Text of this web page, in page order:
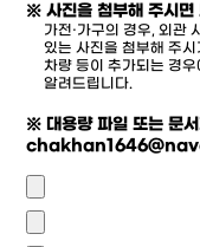
※ 사진을 첨부해 주시면
가전·가구의 경우, 외관
있는 사진을 첨부해 주
차량 등이 추가되는 경
알려드립니다.
※ 대용량 파일 또는 문